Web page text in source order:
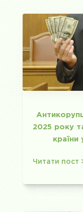
Менеджмент
Охорона
2025 року
країни
Читати пост